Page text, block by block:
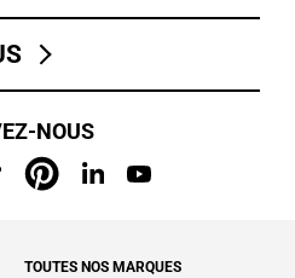
NOUS
TOUTES NOS MARQUES